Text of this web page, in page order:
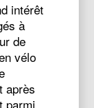
intérêt
à
de
vélo
après
parmi